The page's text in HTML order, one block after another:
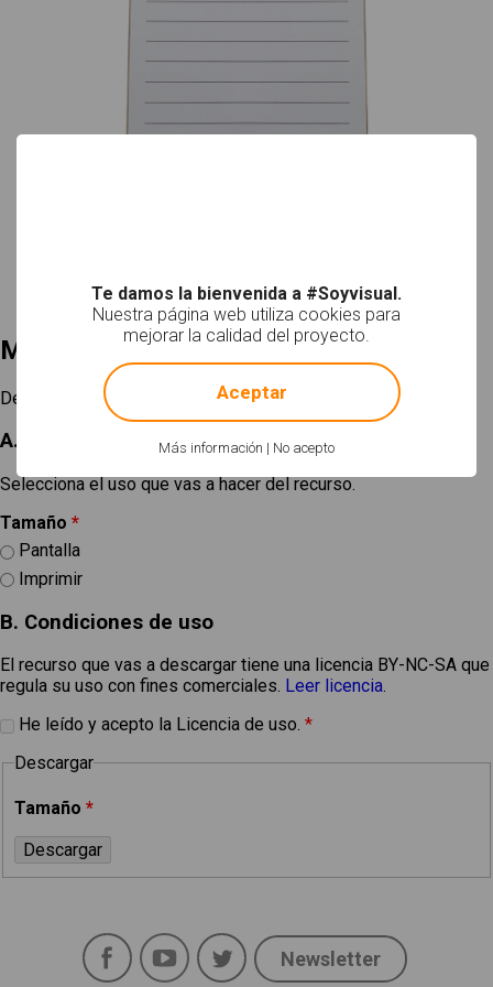
Mi selección
Descargar
A. Elige un tamaño
Selecciona el uso que vas a hacer del recurso.
Tamaño *
Pantalla
Imprimir
B. Condiciones de uso
El recurso que vas a descargar tiene una licencia BY-NC-SA que
regula su uso con fines comerciales. Leer licencia.
He leído y acepto la Licencia de uso. *
Descargar
Tamaño *
Social
FacebookYouTubeTwitter
Newsletter
Te damos la bienvenida a #Soyvisual.
Nuestra página web utiliza cookies para
mejorar la calidad del proyecto.
Más información | No acepto
! Not valid!
Aceptar